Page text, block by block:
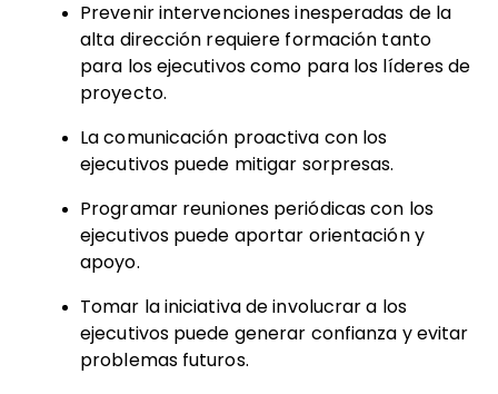
Prevenir intervenciones inesperadas de la
alta dirección requiere formación tanto
para los ejecutivos como para los líderes de
proyecto.
La comunicación proactiva con los
ejecutivos puede mitigar sorpresas.
Programar reuniones periódicas con los
ejecutivos puede aportar orientación y
apoyo.
Tomar la iniciativa de involucrar a los
ejecutivos puede generar confianza y evitar
problemas futuros.